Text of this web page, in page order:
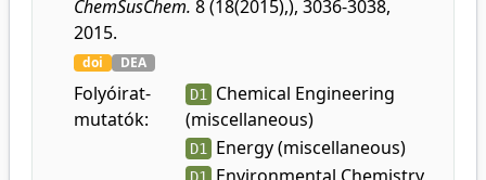
ChemSusChem. 8 (18(2015),), 3036-3038,
2015.
doi DEA
Folyóirat-
mutatók:
D1 Chemical Engineering
(miscellaneous)
D1 Energy (miscellaneous)